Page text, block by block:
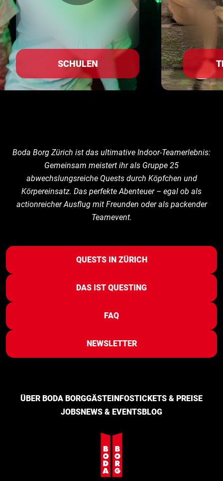
SCHULEN
Boda Borg Zürich ist das ultimative Indoor-Teamerlebnis:
Gemeinsam meistert ihr als Gruppe 25
abwechslungsreiche Quests durch Köpfchen und
Körpereinsatz. Das perfekte Abenteuer – egal ob als
actionreicher Ausflug mit Freunden oder als packender
Teamevent.
QUESTS IN ZÜRICH
DAS IST QUESTING
FAQ
NEWSLETTER
ÜBER BODA BORGGÄSTEINFOSTICKETS & PREISE
JOBSNEWS & EVENTSBLOG